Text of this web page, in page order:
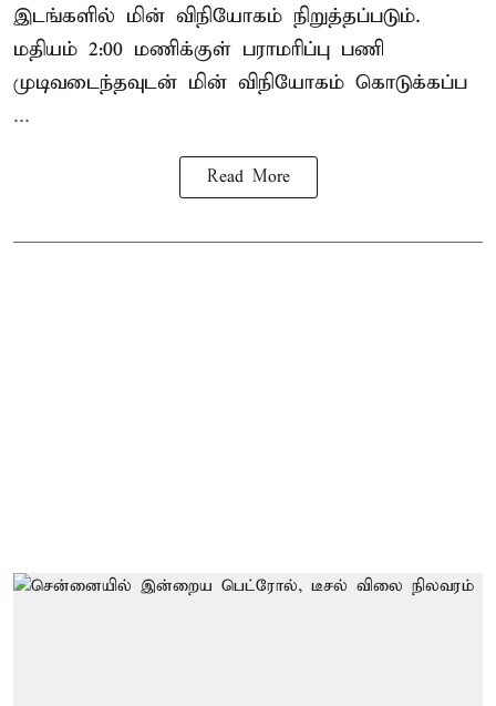
இடங்களில் மின் விநியோகம் நிறுத்தப்படும்.
மதியம் 2:00 மணிக்குள் பராமரிப்பு பணி
முடிவடைந்தவுடன் மின் விநியோகம் கொடுக்கப்ப
...
Read More